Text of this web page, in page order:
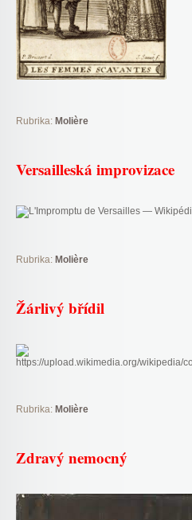
Rubrika: Molière
Versailleská improvizace
Rubrika: Molière
Žárlivý břídil
Rubrika: Molière
Zdravý nemocný